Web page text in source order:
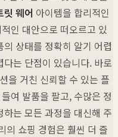
릿 웨어 아이템을 합리적인
인 대안으로 떠오르고 있
상태를 정확히 알기 어렵
는 단점이 있습니다. 바로
을 거친 신뢰할 수 있는 플
여 발품을 팔고, 수많은 정
는 모든 과정을 대신해 주
의 쇼핑 경험은 훨씬 더 즐